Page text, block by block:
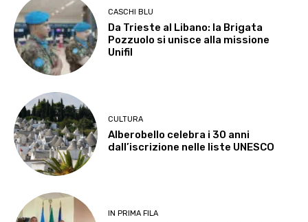
CASCHI BLU
Da Trieste al Libano: la Brigata
Pozzuolo si unisce alla missione
Unifil
CULTURA
Alberobello celebra i 30 anni
dall’iscrizione nelle liste UNESCO
IN PRIMA FILA